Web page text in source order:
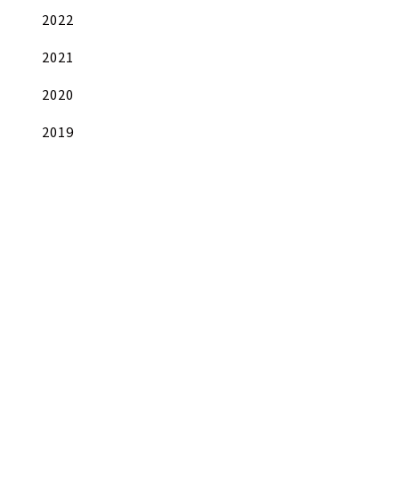
2022
2021
2020
2019